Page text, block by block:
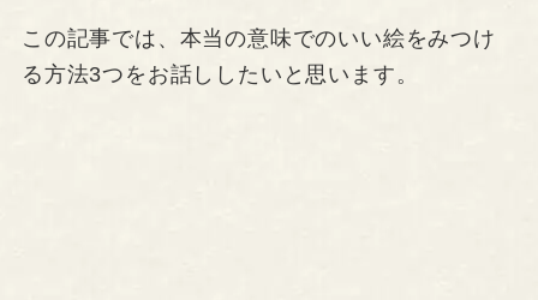
この記事では、本当の意味でのいい絵をみつけ
る方法3つをお話ししたいと思います。